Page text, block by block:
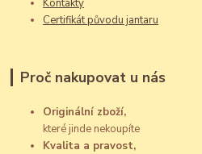
Kontakty
Certifikát původu jantaru
Proč nakupovat u nás
Originální zboží,
které jinde nekoupíte
Kvalita a pravost,